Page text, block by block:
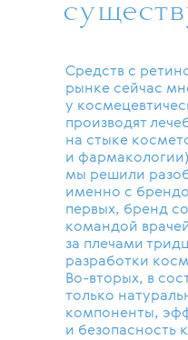
Средств с
рынке сейчас
у
производят
на стыке
и
мы решили
именно с
первых, бренд
командой
за плечами
разработки
Во-вторых, в
только
компоненты,
и безопасность